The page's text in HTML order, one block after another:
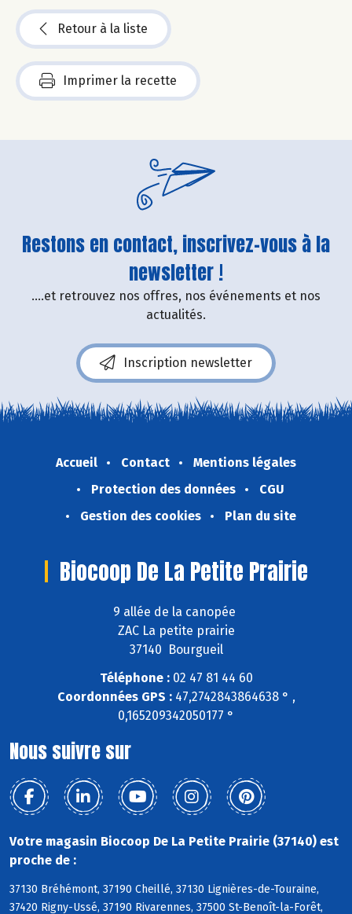
Retour à la liste
Imprimer la recette
Restons en contact, inscrivez-vous à la
newsletter !
....et retrouvez nos offres, nos événements et nos
actualités.
Inscription newsletter
Accueil Contact
Mentions légales
Protection des données
CGU
Gestion des cookies
Plan du site
Biocoop De La Petite Prairie
9 allée de la canopée
ZAC La petite prairie
37140 Bourgueil
Téléphone :02 47 81 44 60
Coordonnées GPS :47,2742843864638 ° ,
0,165209342050177 °
Nous suivre sur
Votre magasin Biocoop De La Petite Prairie (37140) est
proche de :
37130 Bréhémont, 37190 Cheillé, 37130 Lignières-de-Touraine,
37420 Rigny-Ussé, 37190 Rivarennes, 37500 St-Benoît-la-Forêt,